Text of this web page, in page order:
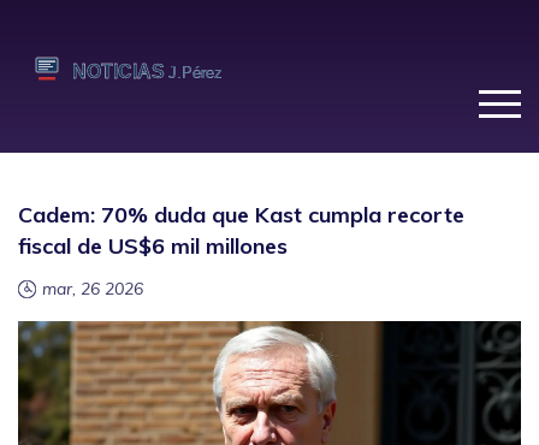
Cadem: 70% duda que Kast cumpla recorte
fiscal de US$6 mil millones
mar, 26 2026